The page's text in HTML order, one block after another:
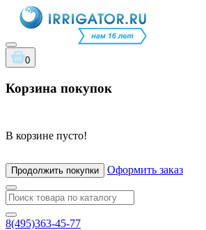
0
Корзина покупок
В корзине пусто!
Продолжить покупки Оформить заказ
8(495)363-45-77